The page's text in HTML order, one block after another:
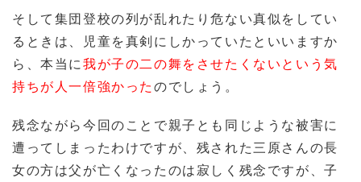
そして集団登校の列が乱れたり危ない真似をしてい
るときは、児童を真剣にしかっていたといいますか
ら、本当に我が子の二の舞をさせたくないという気
持ちが人一倍強かったのでしょう。
残念ながら今回のことで親子とも同じような被害に
遭ってしまったわけですが、残された三原さんの長
女の方は父が亡くなったのは寂しく残念ですが、子